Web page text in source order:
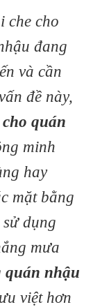
che cho
đang
và cần
đề này,
quán
minh
hay
mặt bằng
dụng
mưa
quán nhậu
việt hơn